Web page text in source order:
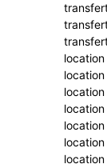
location